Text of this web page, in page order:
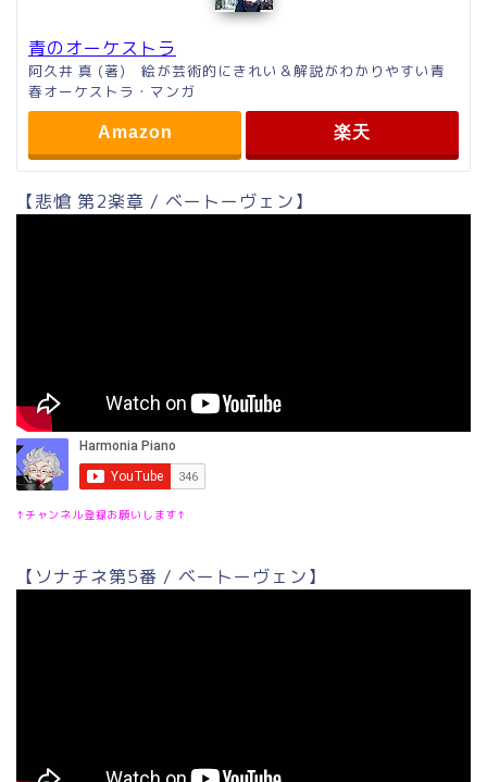
青のオーケストラ
阿久井 真 (著) 絵が芸術的にきれい＆解説がわかりやすい青
春オーケストラ・マンガ
Amazon 楽天
【悲愴 第2楽章 / ベートーヴェン】
↑チャンネル登録お願いします↑
【ソナチネ第5番 / ベートーヴェン】